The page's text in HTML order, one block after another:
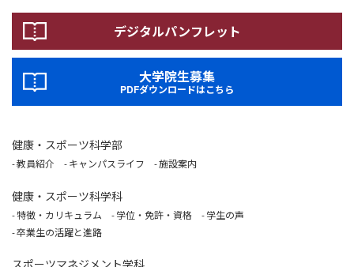
デジタルパンフレット
大学院生募集
PDFダウンロードはこちら
健康・スポーツ科学部
教員紹介 キャンパスライフ 施設案内
健康・スポーツ科学科
特徴・カリキュラム 学位・免許・資格
学生の声
卒業生の活躍と進路